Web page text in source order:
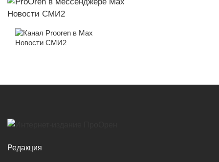
Новости СМИ2
Новости СМИ2
Редакция